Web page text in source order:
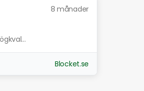
8 månader
Blocket.se